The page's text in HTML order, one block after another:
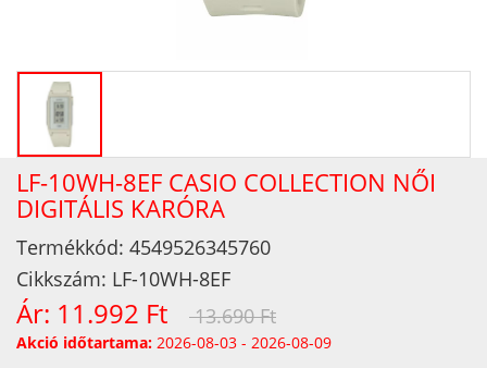
LF-10WH-8EF CASIO COLLECTION NŐI
DIGITÁLIS KARÓRA
Termékkód: 4549526345760
Cikkszám: LF-10WH-8EF
Ár: 11.992 Ft 13.690 Ft
Akció időtartama: 2026-08-03 - 2026-08-09